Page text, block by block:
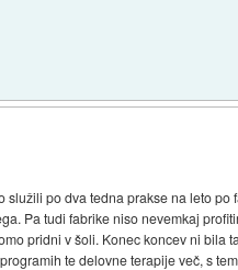
po dva tedna prakse na leto po
Pa tudi fabrike niso nevemkaj
pridni v šoli. Konec koncev ni bila
te delovne terapije več, s